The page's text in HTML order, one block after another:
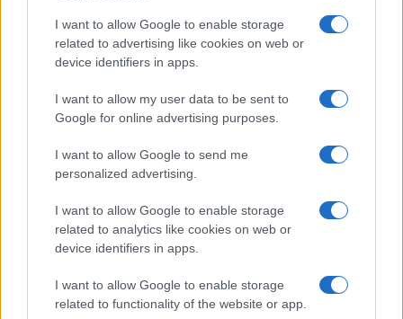
I want to allow Google to enable storage
related to advertising like cookies on web or
device identifiers in apps.
I want to allow my user data to be sent to
Google for online advertising purposes.
I want to allow Google to send me
personalized advertising.
I want to allow Google to enable storage
related to analytics like cookies on web or
device identifiers in apps.
I want to allow Google to enable storage
related to functionality of the website or app.
Condividi l'articolo
F
ce
b
o
o
k
T
w
it
te
r
Pi
te
re
st
W
at
s
A
p
p
S
h
a
re
Articolo precedente
NOTIZIE RECENTI
Gallura